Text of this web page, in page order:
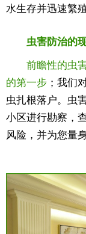
水生存并迅速繁殖
虫害防治的
前瞻性的虫
的第一步 ；我们
虫扎根落户。虫
小区进行勘察，
风险，并为您量